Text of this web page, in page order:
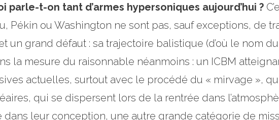
parle-t-on tant d’armes hypersoniques aujourd’hui ?
Pékin ou Washington ne sont pas, sauf exceptions, de
un grand défaut : sa trajectoire balistique (d’où le nom
la mesure du raisonnable néanmoins : un ICBM
actuelles, surtout avec le procédé du « mirvage »,
qui se dispersent lors de la rentrée dans
dans leur conception, une autre grande catégorie de